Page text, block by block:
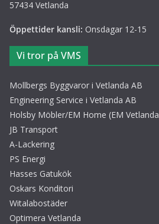
57434 Vetlanda
Öppettider kansli: Onsdagar 12-15
Vi tror på VMS
Mollbergs Byggvaror i Vetlanda AB
Engineering Service i Vetlanda AB
Holsby Möbler/EM Home (EM Vetlanda
JB Transport
A-Lackering
PS Energi
Hasses Gatukök
Oskars Konditori
Witalabostäder
Optimera Vetlanda